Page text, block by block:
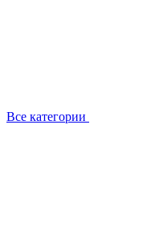
Все категории